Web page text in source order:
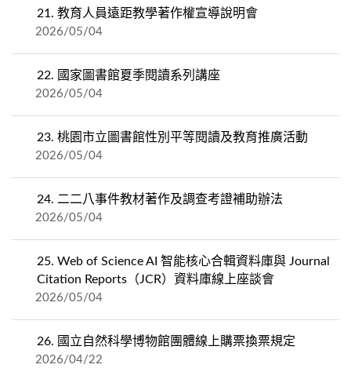
21. 教育人員遠距教學著作權宣導說明會
2026/05/04
22. 國家圖書館夏季閱讀系列講座
2026/05/04
23. 桃園市立圖書館性別平等閱讀及教育推廣活動
2026/05/04
24. 二二八事件教材著作及調查考證補助辦法
2026/05/04
25. Web of Science AI 智能核心合輯資料庫與 Journal
Citation Reports（JCR）資料庫線上座談會
2026/05/04
26. 國立自然科學博物館團體線上購票換票規定
2026/04/22